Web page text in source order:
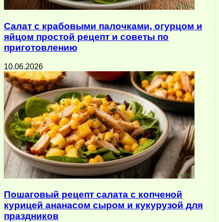
Салат с крабовыми палочками, огурцом и
яйцом простой рецепт и советы по
приготовлению
10.06.2026
Пошаговый рецепт салата с копченой
курицей ананасом сыром и кукурузой для
праздников